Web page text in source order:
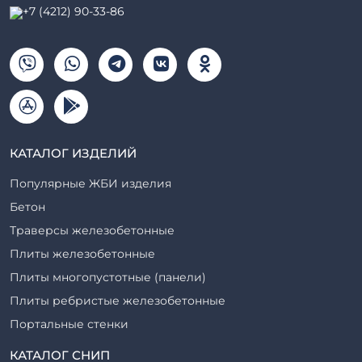
+7 (4212) 90-33-86
КАТАЛОГ ИЗДЕЛИЙ
Популярные ЖБИ изделия
Бетон
Траверсы железобетонные
Плиты железобетонные
Плиты многопустотные (панели)
Плиты ребристые железобетонные
Портальные стенки
Прогоны железобетонные
КАТАЛОГ СНИП